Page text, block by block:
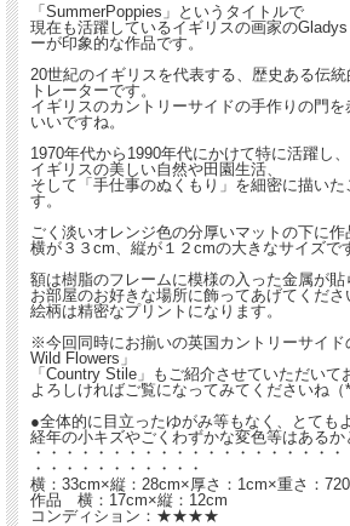
「SummerPoppies」というタイトルで
現在も活躍しているイギリスの画家の
ーが印象的な作品です。
20世紀のイギリスを代表する、歴史ある伝
トレーターです。
イギリスのカントリーサイドの手作りの門
いいですね。
1970年代から1990年代にかけて特に活躍し、
イギリスの美しい自然や田園生活、
そして「手仕事のぬくもり」を細密に描いた
す。
ごく淡いオレンジ色の分厚いマットの下に作
横が３３cm、縦が１２cmの大きなサイズで
額は樹脂のフレームに模様の入った金属が貼
お部屋のお好きな場所に飾ってあげてくださ
絵柄は精密なプリントになります。
※今回同時にお揃いの英国カントリーサイド
Wild Flowers」
「Country Stile」もご紹介させていただいて
よろしければご覧になってみてくださいね（*
●全体的に目立ったゆがみ等もなく、とても
経年の小キズやごくわずかな変色等はあるか
・・・・・・・・・・・・・・・・・・・・
・・・・・・・・・・・
横：33cm×縦：28cm×厚さ：1cm×重さ：
作品 横：17cm×縦：12cm
コンディション：★★★★